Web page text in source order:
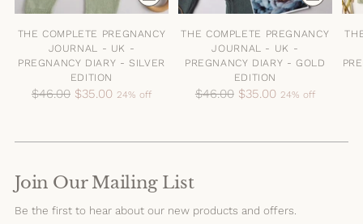
THE COMPLETE PREGNANCY
JOURNAL - UK -
PREGNANCY DIARY - SILVER
EDITION
Regular
$46.00 $35.00 24% off
THE COMPLETE PREGNANCY
JOURNAL - UK -
PREGNANCY DIARY - GOLD
EDITION
Regular
$46.00 $35.00 24% off
Join Our Mailing List
Be the first to hear about our new products and offers.